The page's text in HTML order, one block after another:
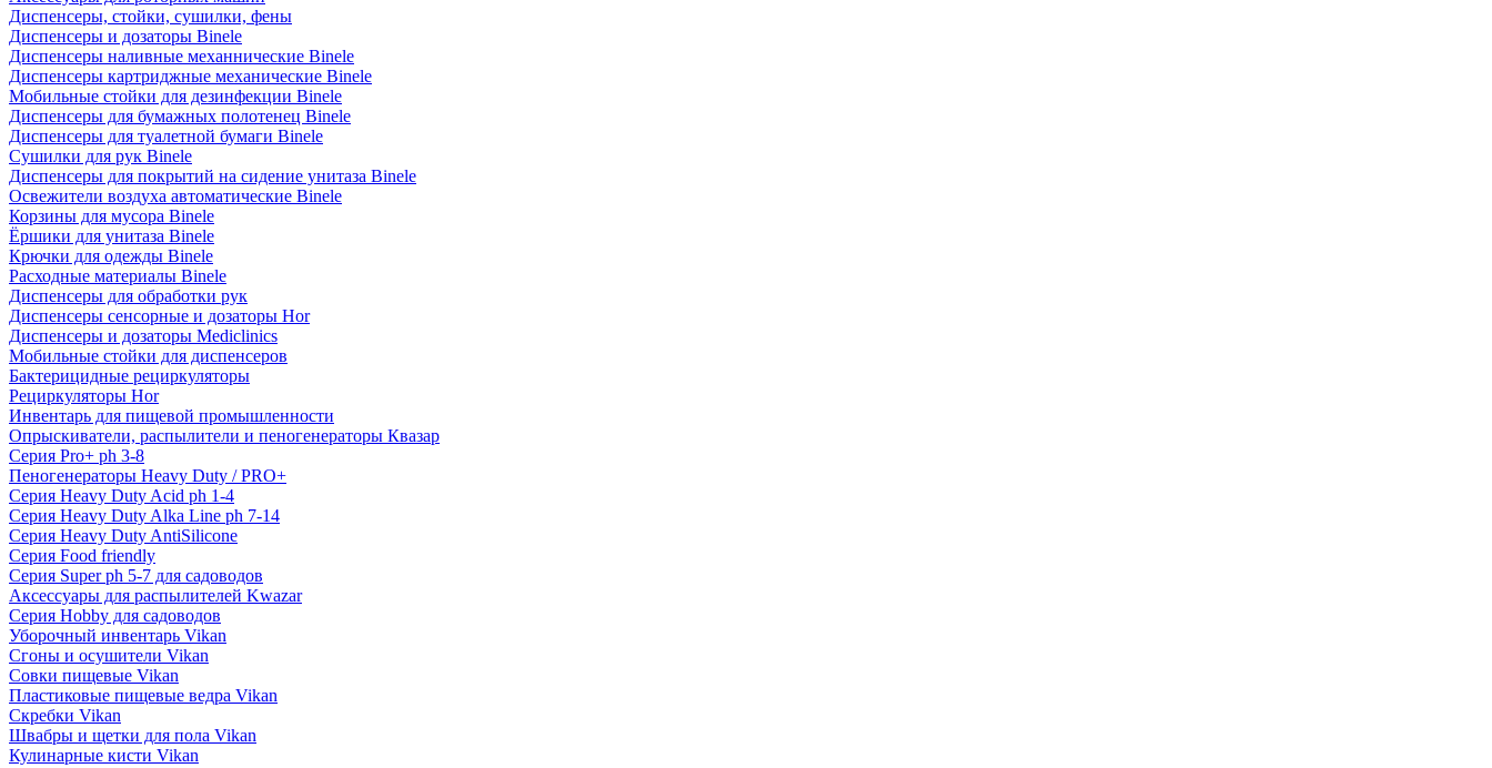
Диспенсеры, стойки, сушилки, фены
Диспенсеры и дозаторы Binele
Диспенсеры наливные механнические Binele
Диспенсеры картриджные механические Binele
Мобильные стойки для дезинфекции Binele
Диспенсеры для бумажных полотенец Binele
Диспенсеры для туалетной бумаги Binele
Сушилки для рук Binele
Диспенсеры для покрытий на сидение унитаза Binele
Освежители воздуха автоматические Binele
Корзины для мусора Binele
Ёршики для унитаза Binele
Крючки для одежды Binele
Расходные материалы Binele
Диспенсеры для обработки рук
Диспенсеры сенсорные и дозаторы Hor
Диспенсеры и дозаторы Mediclinics
Мобильные стойки для диспенсеров
Бактерицидные рециркуляторы
Рециркуляторы Hor
Инвентарь для пищевой промышленности
Опрыскиватели, распылители и пеногенераторы Квазар
Серия Pro+ ph 3-8
Пеногенераторы Heavy Duty / PRO+
Серия Heavy Duty Acid ph 1-4
Серия Heavy Duty Alka Line ph 7-14
Серия Heavy Duty AntiSilicone
Серия Food friendly
Серия Super ph 5-7 для садоводов
Аксессуары для распылителей Kwazar
Серия Hobby для садоводов
Уборочный инвентарь Vikan
Сгоны и осушители Vikan
Совки пищевые Vikan
Пластиковые пищевые ведра Vikan
Скребки Vikan
Швабры и щетки для пола Vikan
Кулинарные кисти Vikan